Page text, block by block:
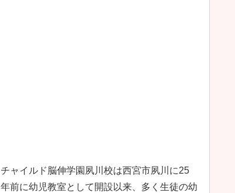
チャイルド脳伸学園夙川校は西宮市夙川に25
年前に幼児教室として開設以来、多く生徒の幼